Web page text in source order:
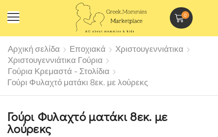
0
Αρχική σελίδα Εποχιακά
Χριστουγεννιάτικα
Χριστουγεννιάτικα Γούρια
Γούρια Κρεμαστά - Στολίδια
Γούρι Φυλαχτό ματάκι 8εκ. με λούρεκς
Γούρι Φυλαχτό ματάκι 8εκ. με
λούρεκς